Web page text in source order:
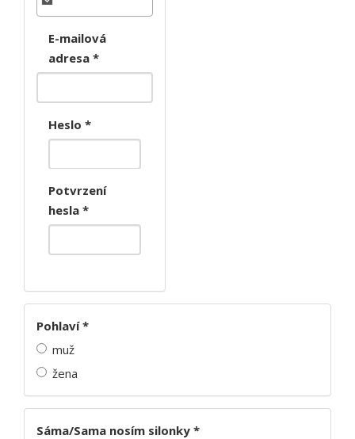
E-mailová
adresa *
Heslo *
Potvrzení
hesla *
Pohlaví*
muž
žena
Sáma/Sama nosím silonky *